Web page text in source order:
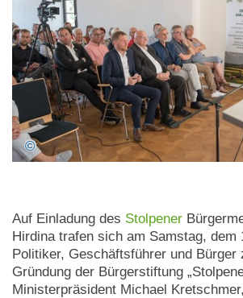
Auf Einladung des Stolpener
Hirdina trafen sich am Samstag, dem
Politiker, Geschäftsführer und Bürger
Gründung der Bürgerstiftung
Ministerpräsident Michael